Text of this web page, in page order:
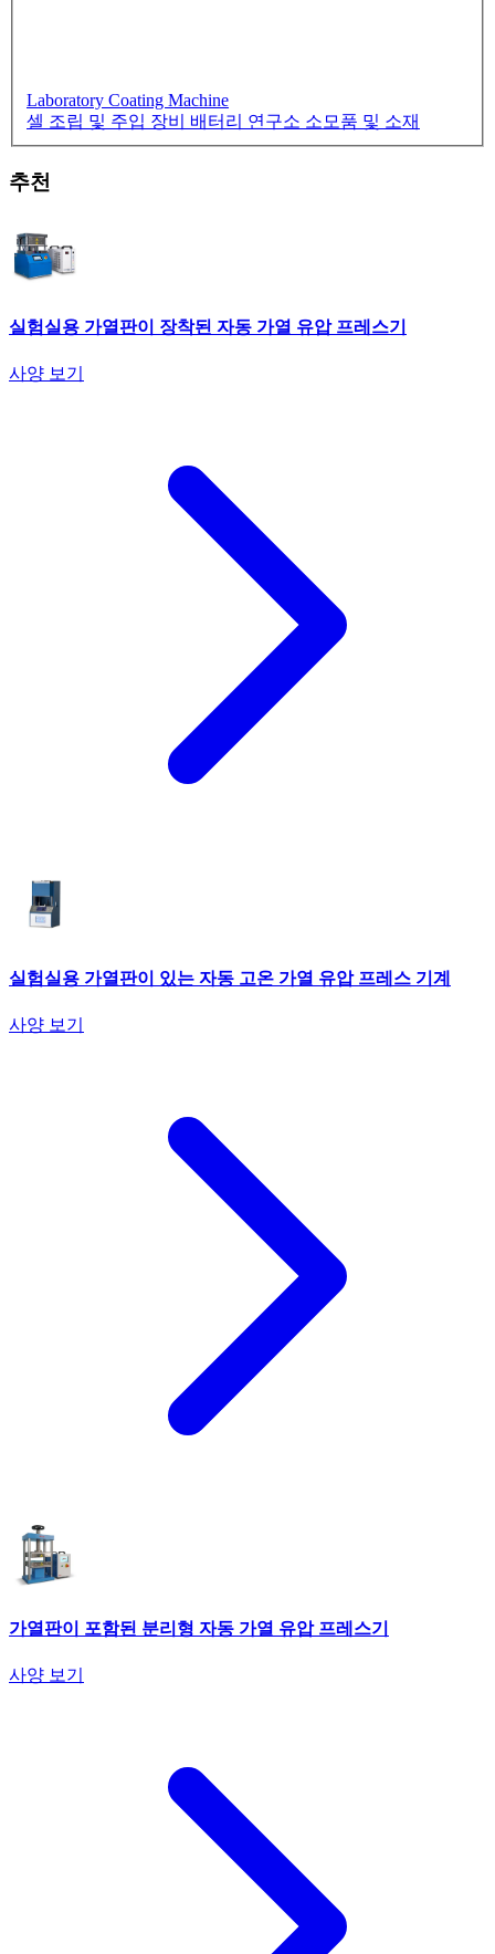
Laboratory Coating Machine
셀 조립 및 주입 장비 배터리 연구소 소모품 및 소재
추천
실험실용 가열판이 장착된 자동 가열 유압 프레스기
사양 보기
실험실용 가열판이 있는 자동 고온 가열 유압 프레스 기계
사양 보기
가열판이 포함된 분리형 자동 가열 유압 프레스기
사양 보기